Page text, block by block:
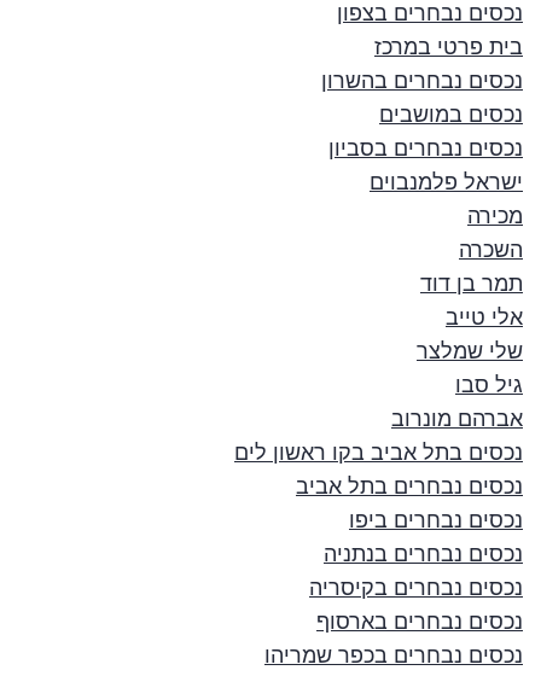
נכסים נבחרים בצפון
בית פרטי במרכז
נכסים נבחרים בהשרון
נכסים במושבים
נכסים נבחרים בסביון
ישראל פלמנבוים
מכירה
השכרה
תמר בן דוד
אלי טייב
שלי שמלצר
גיל סבו
אברהם מונרוב
נכסים בתל אביב בקו ראשון לים
נכסים נבחרים בתל אביב
נכסים נבחרים ביפו
נכסים נבחרים בנתניה
נכסים נבחרים בקיסריה
נכסים נבחרים בארסוף
נכסים נבחרים בכפר שמריהו